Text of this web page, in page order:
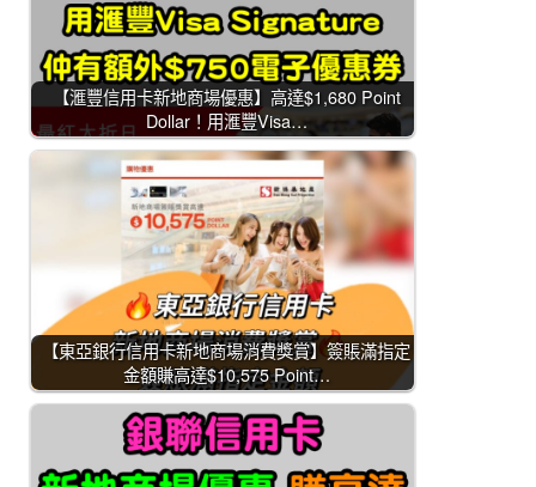
【滙豐信用卡新地商場優惠】高達$1,680 Point
Dollar！用滙豐Visa…
【東亞銀行信用卡新地商場消費獎賞】簽賬滿指定
金額賺高達$10,575 Point…